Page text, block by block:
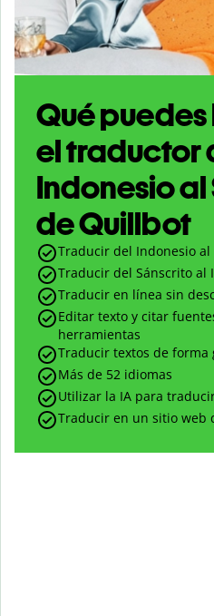
Qué
el traductor
Indonesio
de Quillbot
Traducir del Indonesio al
Traducir del Sánscrito al
Traducir en línea sin
Editar texto y citar
herramientas
Traducir textos de forma
Más de 52 idiomas
Utilizar la IA para
Traducir en un sitio web